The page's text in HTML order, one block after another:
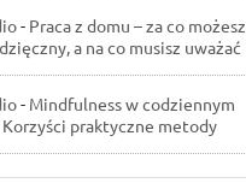
- Praca z domu – za co możesz
a na co musisz uważać
- Mindfulness w codziennym
praktyczne metody